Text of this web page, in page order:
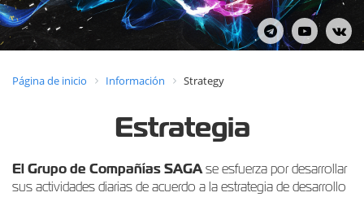
Página de inicio Información Strategy
Estrategia
El Grupo de Compañías SAGAse esfuerza por desarrollar
sus actividades diarias de acuerdo a la estrategia de desarrollo